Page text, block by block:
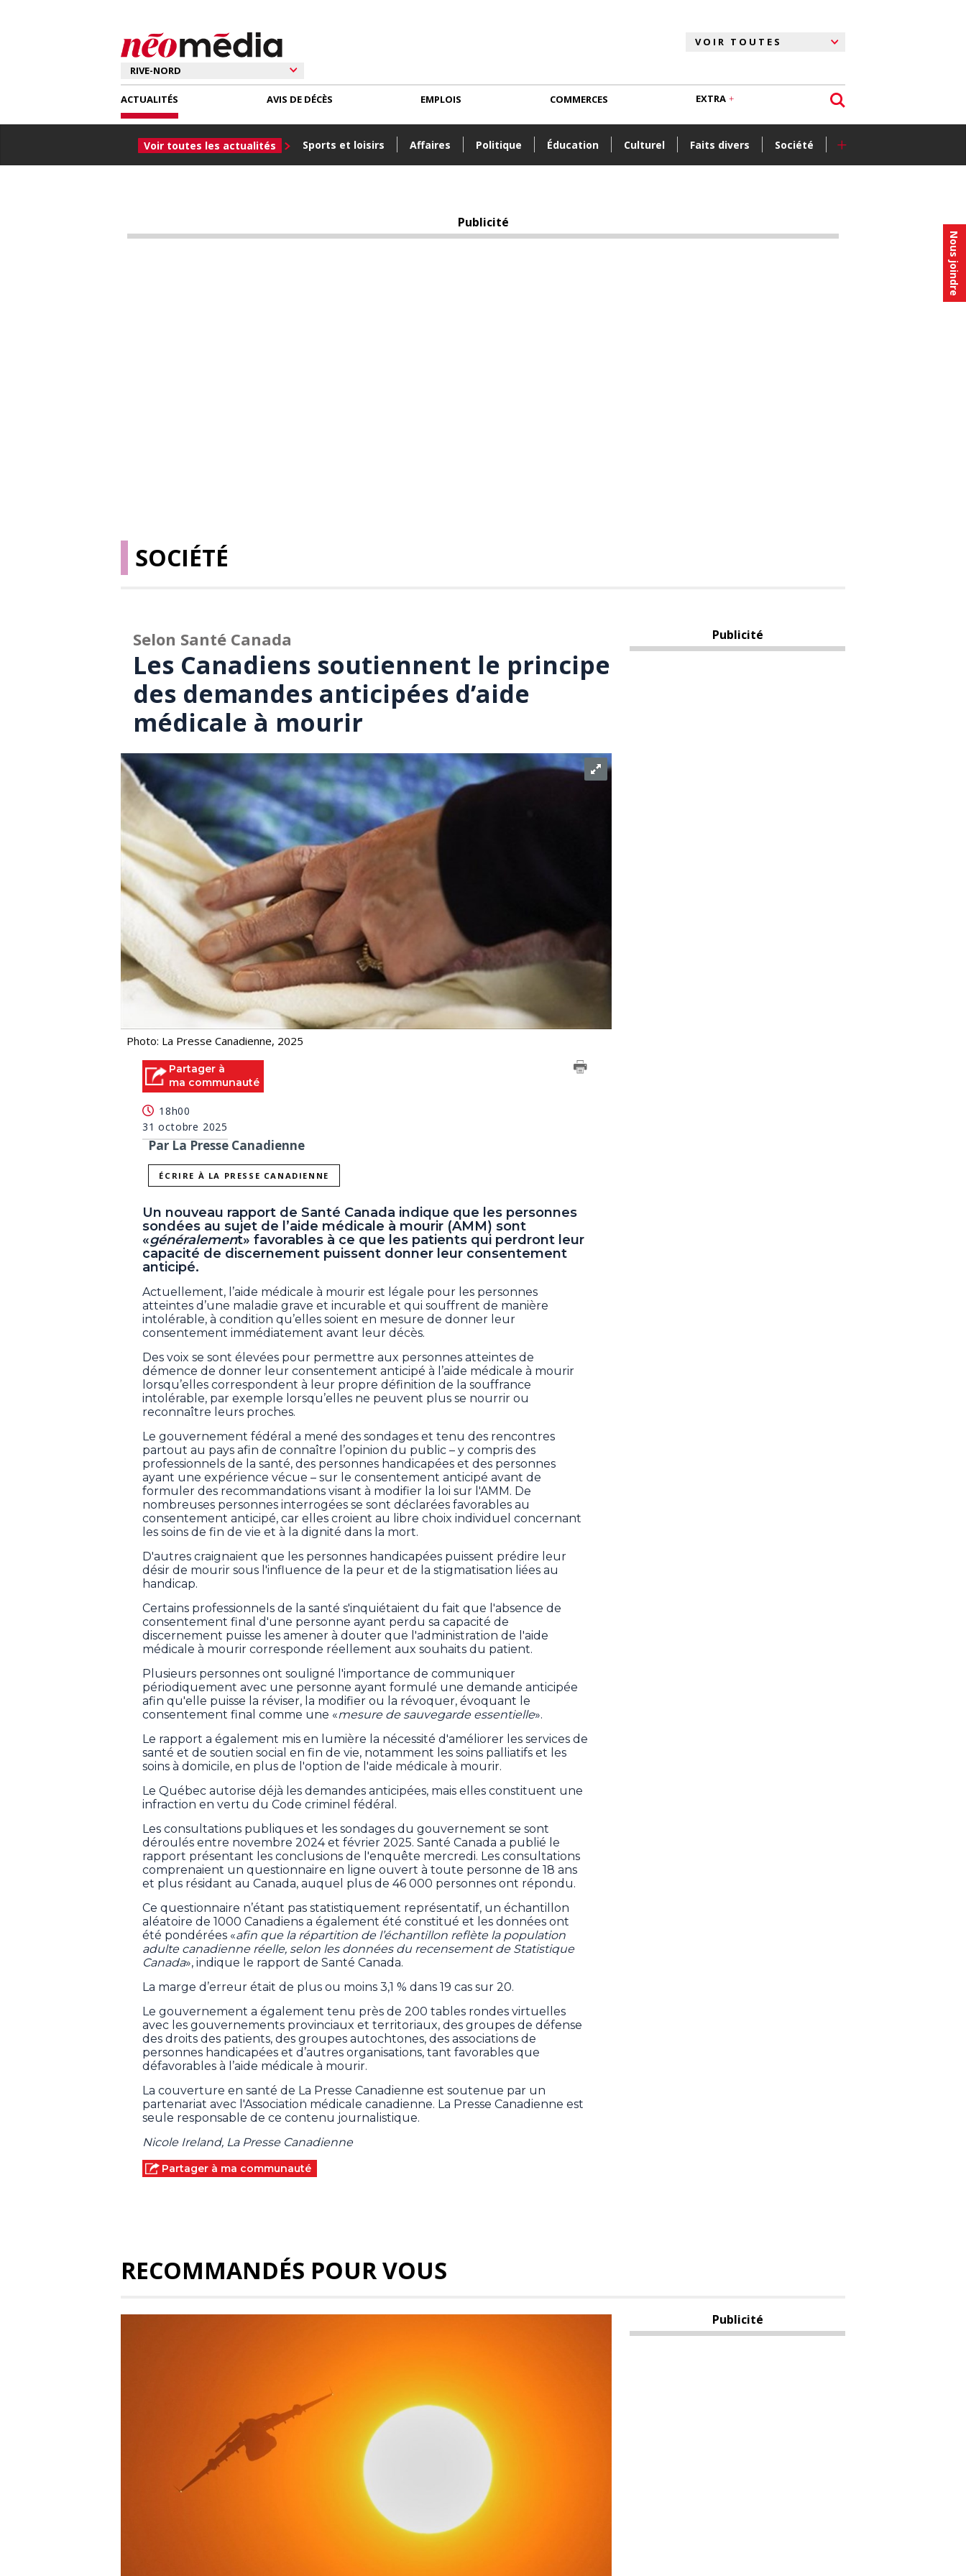
Nous joindre
ACTUALITÉS
Voir toutes les actualités Sports et loisirs Affaires Politique Éducation Culturel Faits divers Société +
AVIS DE DÉCÈS EMPLOIS COMMERCES EXTRA
Publicité
SOCIÉTÉ
Selon Santé Canada
Les Canadiens soutiennent le principe
des demandes anticipées d’aide
médicale à mourir
Photo: La Presse Canadienne, 2025
Partager à
ma communauté
18h00
31 octobre 2025
Par La Presse Canadienne
ÉCRIRE À LA PRESSE CANADIENNE
Un nouveau rapport de Santé Canada indique que les personnes
sondées au sujet de l’aide médicale à mourir (AMM) sont
«généralement» favorables à ce que les patients qui perdront leur
capacité de discernement puissent donner leur consentement
anticipé.
Actuellement, l’aide médicale à mourir est légale pour les personnes
atteintes d’une maladie grave et incurable et qui souffrent de manière
intolérable, à condition qu’elles soient en mesure de donner leur
consentement immédiatement avant leur décès.
Des voix se sont élevées pour permettre aux personnes atteintes de
démence de donner leur consentement anticipé à l’aide médicale à mourir
lorsqu’elles correspondent à leur propre définition de la souffrance
intolérable, par exemple lorsqu’elles ne peuvent plus se nourrir ou
reconnaître leurs proches.
Le gouvernement fédéral a mené des sondages et tenu des rencontres
partout au pays afin de connaître l’opinion du public – y compris des
professionnels de la santé, des personnes handicapées et des personnes
ayant une expérience vécue – sur le consentement anticipé avant de
formuler des recommandations visant à modifier la loi sur l'AMM. De
nombreuses personnes interrogées se sont déclarées favorables au
consentement anticipé, car elles croient au libre choix individuel concernant
les soins de fin de vie et à la dignité dans la mort.
D'autres craignaient que les personnes handicapées puissent prédire leur
désir de mourir sous l'influence de la peur et de la stigmatisation liées au
handicap.
Certains professionnels de la santé s'inquiétaient du fait que l'absence de
consentement final d'une personne ayant perdu sa capacité de
discernement puisse les amener à douter que l'administration de l'aide
médicale à mourir corresponde réellement aux souhaits du patient.
Plusieurs personnes ont souligné l'importance de communiquer
périodiquement avec une personne ayant formulé une demande anticipée
afin qu'elle puisse la réviser, la modifier ou la révoquer, évoquant le
consentement final comme une «mesure de sauvegarde essentielle».
Le rapport a également mis en lumière la nécessité d'améliorer les services de
santé et de soutien social en fin de vie, notamment les soins palliatifs et les
soins à domicile, en plus de l'option de l'aide médicale à mourir.
Le Québec autorise déjà les demandes anticipées, mais elles constituent une
infraction en vertu du Code criminel fédéral.
Les consultations publiques et les sondages du gouvernement se sont
déroulés entre novembre 2024 et février 2025. Santé Canada a publié le
rapport présentant les conclusions de l'enquête mercredi. Les consultations
comprenaient un questionnaire en ligne ouvert à toute personne de 18 ans
et plus résidant au Canada, auquel plus de 46 000 personnes ont répondu.
Ce questionnaire n’étant pas statistiquement représentatif, un échantillon
aléatoire de 1000 Canadiens a également été constitué et les données ont
été pondérées «afin que la répartition de l’échantillon reflète la population
adulte canadienne réelle, selon les données du recensement de Statistique
Canada», indique le rapport de Santé Canada.
La marge d’erreur était de plus ou moins 3,1 % dans 19 cas sur 20.
Le gouvernement a également tenu près de 200 tables rondes virtuelles
avec les gouvernements provinciaux et territoriaux, des groupes de défense
des droits des patients, des groupes autochtones, des associations de
personnes handicapées et d’autres organisations, tant favorables que
défavorables à l’aide médicale à mourir.
La couverture en santé de La Presse Canadienne est soutenue par un
partenariat avec l'Association médicale canadienne. La Presse Canadienne est
seule responsable de ce contenu journalistique.
Nicole Ireland, La Presse Canadienne
Partager à ma communauté
Publicité
RECOMMANDÉS POUR VOUS
Publicité